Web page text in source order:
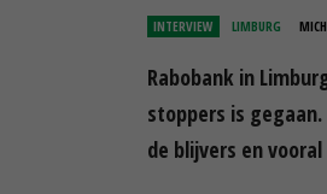
INTERVIEW LIMBURG
Rabobank in
stoppers is
de blijvers en